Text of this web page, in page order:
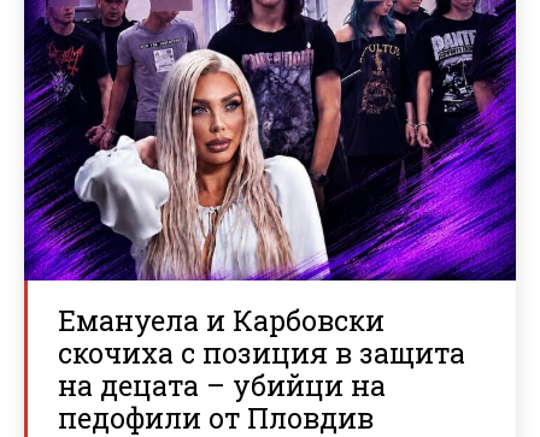
Емануела и Карбовски
скочиха с позиция в защита
на децата – убийци на
педофили от Пловдив